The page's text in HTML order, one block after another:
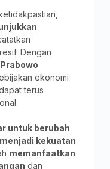
Dengan
ekonomi
terus
untuk berubah
kekuatan
memanfaatkan
dan